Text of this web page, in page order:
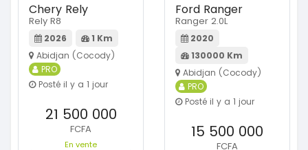
Chery Rely
Rely R8
2026
1 Km
Abidjan (Cocody)
PRO
Posté il y a 1 jour
21 500 000
FCFA
En vente
Ford Ranger
Ranger 2.0L
2020
130000 Km
Abidjan (Cocody)
PRO
Posté il y a 1 jour
15 500 000
FCFA